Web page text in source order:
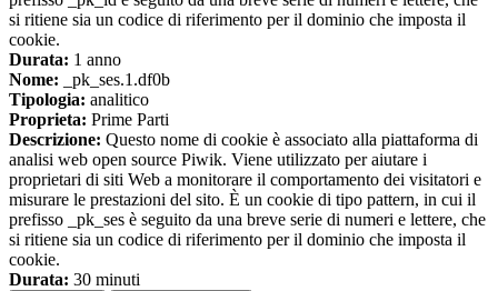
si ritiene sia un codice di riferimento per il dominio che imposta il
cookie.
Durata: 1 anno
Nome: _pk_ses.1.df0b
Tipologia: analitico
Proprieta: Prime Parti
Descrizione: Questo nome di cookie è associato alla piattaforma di
analisi web open source Piwik. Viene utilizzato per aiutare i
proprietari di siti Web a monitorare il comportamento dei visitatori e
misurare le prestazioni del sito. È un cookie di tipo pattern, in cui il
prefisso _pk_ses è seguito da una breve serie di numeri e lettere, che
si ritiene sia un codice di riferimento per il dominio che imposta il
cookie.
Durata: 30 minuti